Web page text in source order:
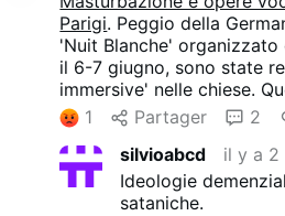
satanistyczne dźwięki,
szepty, skrzypienia,
opisali jako eksplorację
"niestabilnego
"quasi-hipnotycznej"
kościołów znajdowały się
voodoo, groteskowe
humanoidalne. Jedna z
symulować masturbację
Parigi. Peggio della
'Nuit Blanche'
il 6-7 giugno, sono state
immersive' nelle chiese.
è stato diretto da Barbara
lesbica nota per aver
controversa cerimonia di
di Parigi 2024. Secondo
TribuneChrétienne.com,
1 Partager 2
silvioabcd
il y a 2
Ideologie
sataniche.